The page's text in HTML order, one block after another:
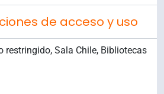
de acceso y uso
restringido, Sala Chile, Bibliotecas